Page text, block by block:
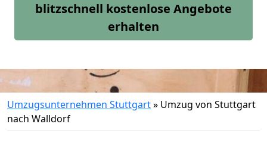
blitzschnell kostenlose Angebote
erhalten
Umzugsunternehmen Stuttgart» Umzug von Stuttgart
nach Walldorf